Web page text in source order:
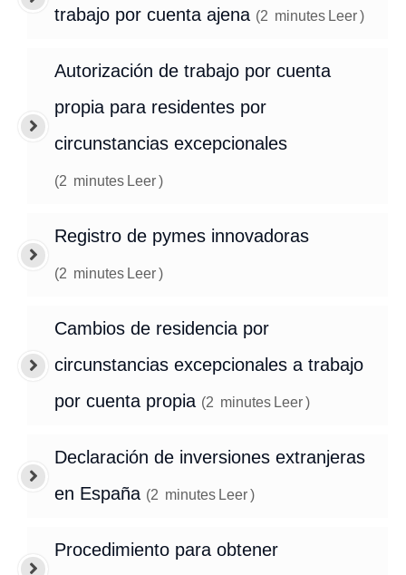
trabajo por cuenta ajena (2 minutes Leer)
Autorización de trabajo por cuenta
propia para residentes por
circunstancias excepcionales
(2 minutes Leer)
Registro de pymes innovadoras
(2 minutes Leer)
Cambios de residencia por
circunstancias excepcionales a trabajo
por cuenta propia (2 minutes Leer)
Declaración de inversiones extranjeras
en España (2 minutes Leer)
Procedimiento para obtener